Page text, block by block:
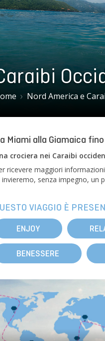
Nord America e
Miami alla Giamaica
crociera nei Caraibi
ricevere maggiori
invieremo, senza impegno, un
VIAGGIO È
ENJOY
BENESSERE